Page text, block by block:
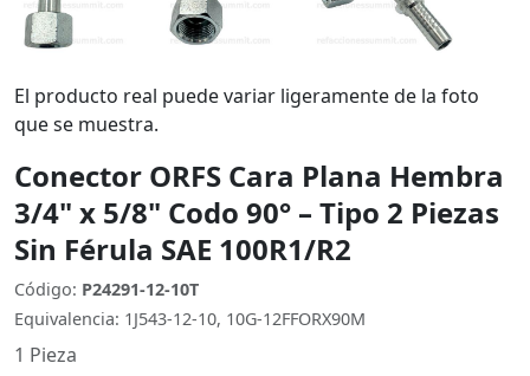
El producto real puede variar ligeramente de la foto
que se muestra.
Conector ORFS Cara Plana Hembra
3/4" x 5/8" Codo 90° – Tipo 2 Piezas
Sin Férula SAE 100R1/R2
Código: P24291-12-10T
Equivalencia: 1J543-12-10, 10G-12FFORX90M
1 Pieza